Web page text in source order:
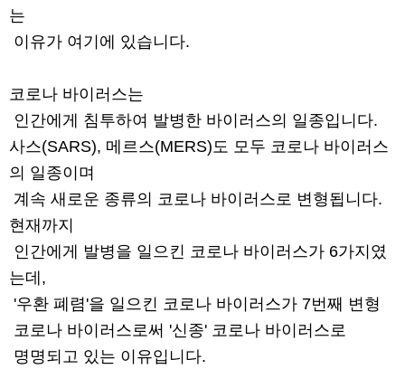
는
이유가 여기에 있습니다.
코로나 바이러스는
인간에게 침투하여 발병한 바이러스의 일종입니다.
사스(SARS), 메르스(MERS)도 모두 코로나 바이러스
의 일종이며
계속 새로운 종류의 코로나 바이러스로 변형됩니다.
현재까지
인간에게 발병을 일으킨 코로나 바이러스가 6가지였
는데,
'우환 폐렴'을 일으킨 코로나 바이러스가 7번째 변형
코로나 바이러스로써 '신종' 코로나 바이러스로
명명되고 있는 이유입니다.